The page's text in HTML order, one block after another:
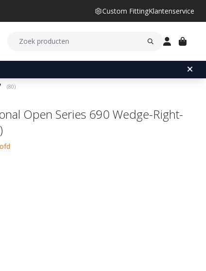
Custom FittingKlantenservice
beoordeling:
(aantal stemmen:
80)
Open Series 690 Wedge-Right-